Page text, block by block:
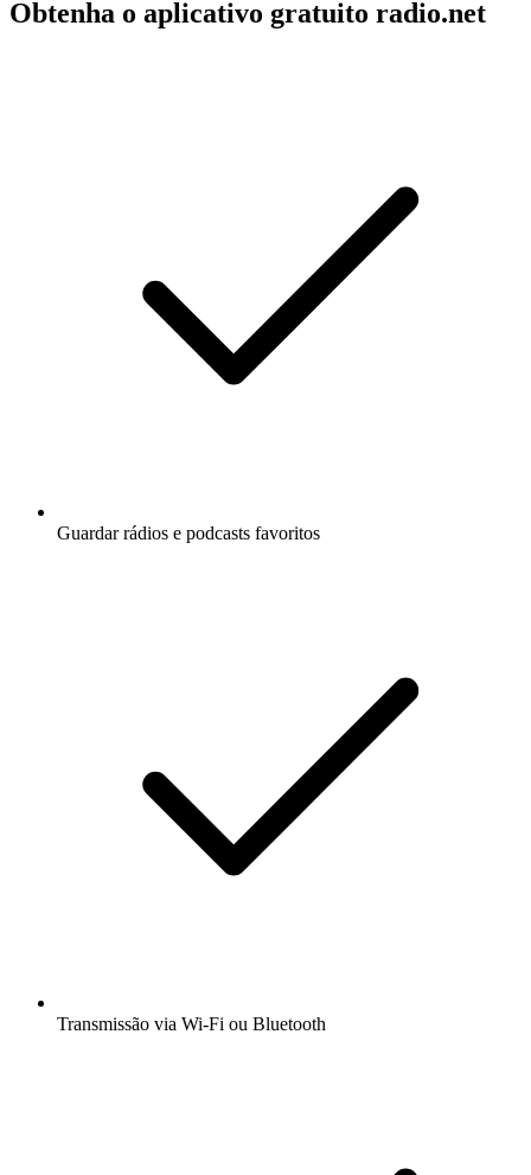
Obtenha o aplicativo gratuito radio.net
Guardar rádios e podcasts favoritos
Transmissão via Wi-Fi ou Bluetooth